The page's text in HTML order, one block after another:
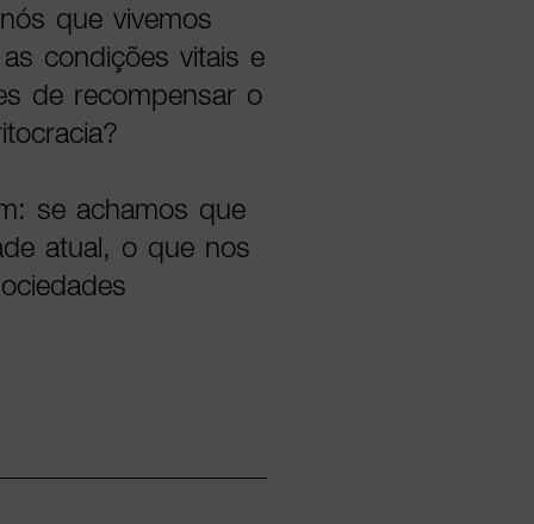
que vivemos
condições vitais e
de recompensar o
se achamos que
atual, o que nos